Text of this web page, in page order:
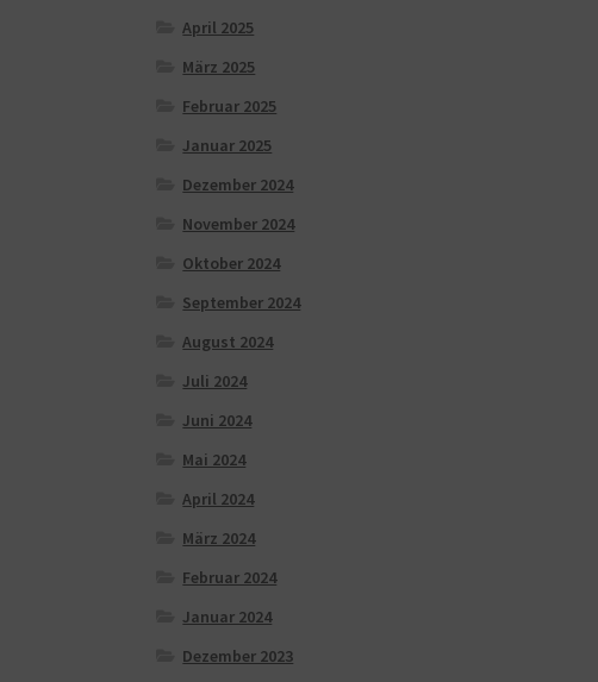
April 2025
März 2025
Februar 2025
Januar 2025
Dezember 2024
November 2024
Oktober 2024
September 2024
August 2024
Juli 2024
Juni 2024
Mai 2024
April 2024
März 2024
Februar 2024
Januar 2024
Dezember 2023